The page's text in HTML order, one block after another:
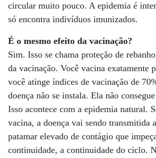
circular muito pouco. A epidemia é
só encontra indivíduos imunizados.
É o mesmo efeito da vacinação?
Sim. Isso se chama proteção de
da vacinação. Você vacina exatamente
você atinge índices de vacinação de
doença não se instala. Ela não
Isso acontece com a epidemia natural.
vacina, a doença vai sendo transmitida
patamar elevado de contágio que
continuidade, a continuidade do ciclo.